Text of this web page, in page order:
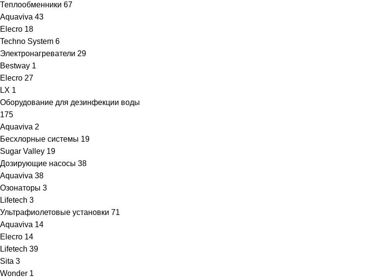
Теплообменники 67
Aquaviva 43
Elecro 18
Techno System 6
Электронагреватели 29
Bestway 1
Elecro 27
LX 1
Оборудование для дезинфекции воды
175
Aquaviva 2
Бесхлорные системы 19
Sugar Valley 19
Дозирующие насосы 38
Aquaviva 38
Озонаторы 3
Lifetech 3
Ультрафиолетовые установки 71
Aquaviva 14
Elecro 14
Lifetech 39
Sita 3
Wonder 1